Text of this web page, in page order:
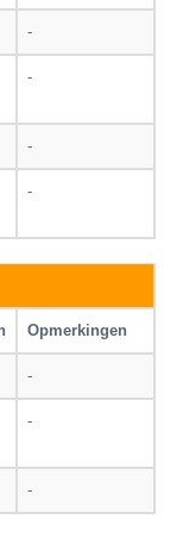
-
-
-
-
Opmerkingen
-
-
-